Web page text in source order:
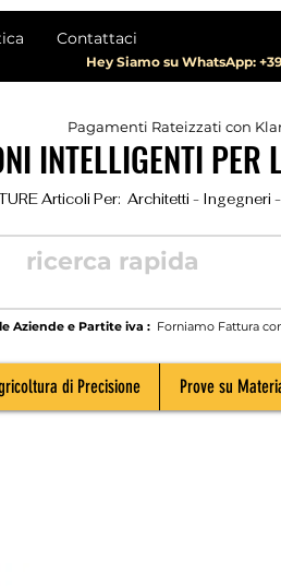
Contattaci
Hey Siamo su WhatsApp:
Pagamenti Rateizzati con
INTELLIGENTI PER
Articoli Per:  Architetti - Ingegneri -
Aziende e Partite iva : Forniamo Fattura
di Precisione Prove su